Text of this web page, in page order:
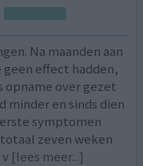
Na maanden aan
effect hadden,
opname over gezet
minder en sinds dien
symptomen
zeven weken
[lees meer...]